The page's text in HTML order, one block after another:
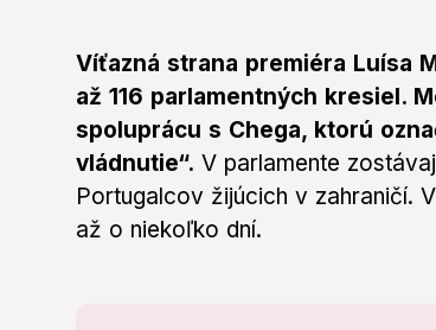
Víťazná strana premiéra Luísa
až 116 parlamentných kresiel.
spoluprácu s Chega, ktorú
vládnutie“. V parlamente
Portugalcov žijúcich v zahraničí.
až o niekoľko dní.